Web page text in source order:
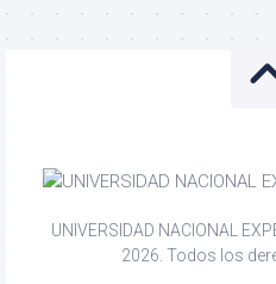
UNIVERSIDAD NACIONAL
2026. Todos los